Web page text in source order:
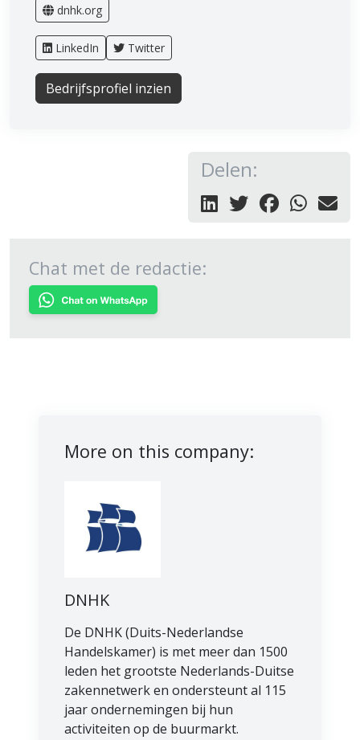
dnhk.org
LinkedIn Twitter
Bedrijfsprofiel inzien
Delen:
Chat met de redactie:
More on this company:
DNHK
De DNHK (Duits-Nederlandse
Handelskamer) is met meer dan 1500
leden het grootste Nederlands-Duitse
zakennetwerk en ondersteunt al 115
jaar ondernemingen bij hun
activiteiten op de buurmarkt.